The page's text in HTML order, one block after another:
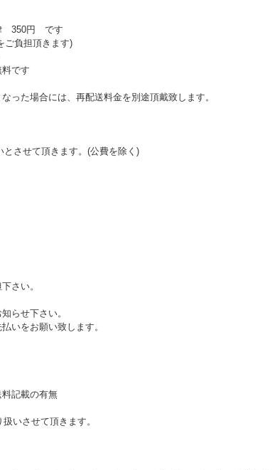
350円 です
ご負担頂きます)
です
った場合には、再配送料金を別途頂戴致します。
させて頂きます。(公費を除く)
さい。
らせ下さい。
いをお願い致します。
記載の有無
いさせて頂きます。